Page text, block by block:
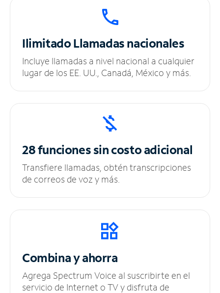
IlimitadoLlamadas nacionales
Incluye llamadas a nivel nacional a cualquier
lugar de los EE. UU., Canadá, México y más.
28 funciones sincosto adicional
Transfiere llamadas, obtén transcripciones
de correos de voz y más.
Combina y ahorra
Agrega Spectrum Voice al suscribirte en el
servicio de Internet o TV y disfruta de